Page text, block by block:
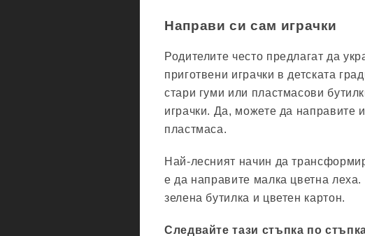
Направи си сам играчки
Родителите често предлагат да
приготвени играчки в детската
стари гуми или пластмасови
играчки. Да, можете да направите
пластмаса.
Най-лесният начин да
е да направите малка цветна
зелена бутилка и цветен картон.
Следвайте тази стъпка по